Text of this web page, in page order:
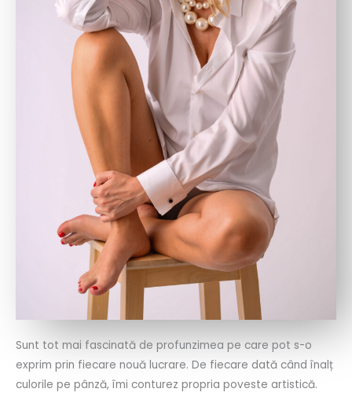
Sunt tot mai fascinată de profunzimea pe care pot s-o
exprim prin fiecare nouă lucrare. De fiecare dată când înalț
culorile pe pânză, îmi conturez propria poveste artistică.